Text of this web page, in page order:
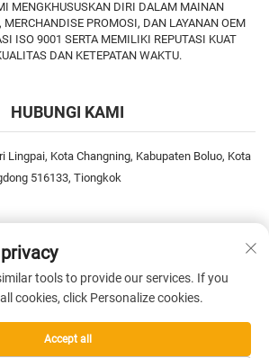
MENGKHUSUSKAN DIRI DALAM MAINAN
MERCHANDISE PROMOSI, DAN LAYANAN OEM
ISO 9001 SERTA MEMILIKI REPUTASI KUAT
DAN KETEPATAN WAKTU.
HUBUNGI KAMI
Lingpai, Kota Changning, Kabupaten Boluo, Kota
516133, Tiongkok
undang. — Kebijakan Privasi
tools to provide our services. If you
cookies, click Personalize cookies.
Accept all